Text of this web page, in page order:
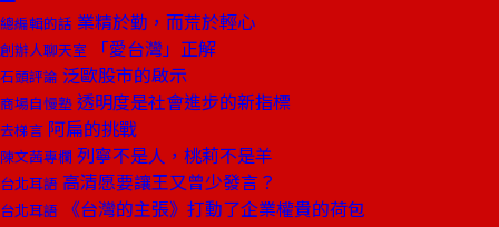
總編輯的話 業精於勤，而荒於輕心
創辦人聊天室 「愛台灣」正解
石頭評論 泛歐股市的啟示
商場自慢塾 透明度是社會進步的新指標
去梯言 阿扁的挑戰
陳文茜專欄 列寧不是人，桃莉不是羊
台北耳語 高清愿要讓王又曾少發言？
台北耳語 《台灣的主張》打動了企業權貴的荷包